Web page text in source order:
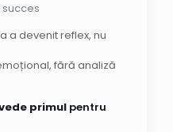
a devenit reflex, nu
fără analiză
primulpentru